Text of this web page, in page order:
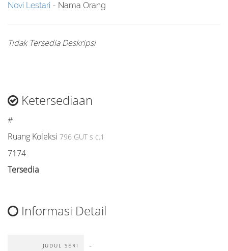
Novi Lestari - Nama Orang
Tidak Tersedia Deskripsi
Ketersediaan
#
Ruang Koleksi 796 GUT s c.1
7174
Tersedia
Informasi Detail
JUDUL SERI -